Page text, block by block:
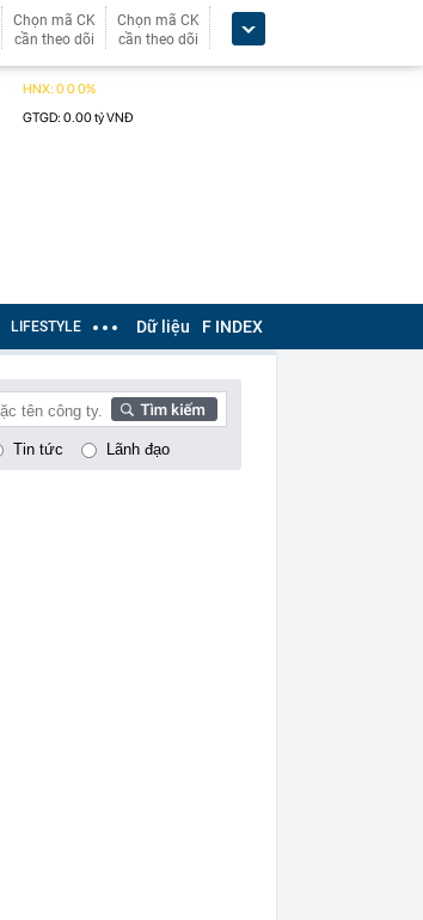
Chọn mã CK
cần theo dõi
Chọn mã CK
cần theo dõi
LIFESTYLE Dữ liệu F INDEX
Tin tức Lãnh đạo